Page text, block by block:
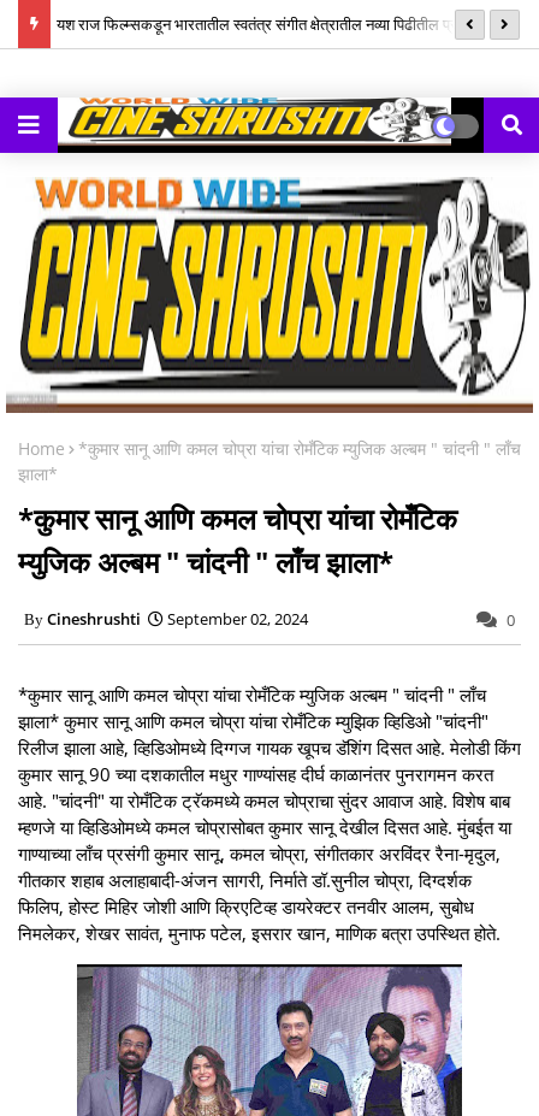
यश राज फिल्म्सकडून भारतातील स्वतंत्र संगीत क्षेत्रातील नव्या पिढीतील प्रतिभांना
Home
*कुमार सानू आणि कमल चोप्रा यांचा रोमँटिक म्युजिक अल्बम " चांदनी " लाँच
झाला*
*कुमार सानू आणि कमल चोप्रा यांचा रोमँटिक
म्युजिक अल्बम " चांदनी " लाँच झाला*
Cineshrushti September 02, 2024 0
*कुमार सानू आणि कमल चोप्रा यांचा रोमँटिक म्युजिक अल्बम " चांदनी " लाँच
झाला* कुमार सानू आणि कमल चोप्रा यांचा रोमँटिक म्युझिक व्हिडिओ "चांदनी"
रिलीज झाला आहे, व्हिडिओमध्ये दिग्गज गायक खूपच डॅशिंग दिसत आहे. मेलोडी किंग
कुमार सानू 90 च्या दशकातील मधुर गाण्यांसह दीर्घ काळानंतर पुनरागमन करत
आहे. "चांदनी" या रोमँटिक ट्रॅकमध्ये कमल चोप्राचा सुंदर आवाज आहे. विशेष बाब
म्हणजे या व्हिडिओमध्ये कमल चोप्रासोबत कुमार सानू देखील दिसत आहे. मुंबईत या
गाण्याच्या लाँच प्रसंगी कुमार सानू, कमल चोप्रा, संगीतकार अरविंदर रैना-मृदुल,
गीतकार शहाब अलाहाबादी-अंजन सागरी, निर्माते डॉ.सुनील चोप्रा, दिग्दर्शक
फिलिप, होस्ट मिहिर जोशी आणि क्रिएटिव्ह डायरेक्टर तनवीर आलम, सुबोध
निमलेकर, शेखर सावंत, मुनाफ पटेल, इसरार खान, माणिक बत्रा उपस्थित होते.